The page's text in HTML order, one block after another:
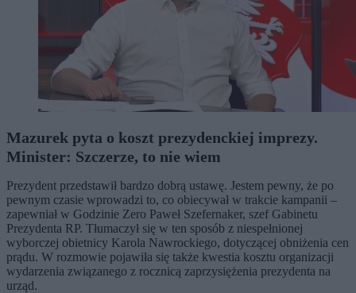
Mazurek pyta o koszt prezydenckiej imprezy.
Minister: Szczerze, to nie wiem
Prezydent przedstawił bardzo dobrą ustawę. Jestem pewny, że po
pewnym czasie wprowadzi to, co obiecywał w trakcie kampanii –
zapewniał w Godzinie Zero Paweł Szefernaker, szef Gabinetu
Prezydenta RP. Tłumaczył się w ten sposób z niespełnionej
wyborczej obietnicy Karola Nawrockiego, dotyczącej obniżenia cen
prądu. W rozmowie pojawiła się także kwestia kosztu organizacji
wydarzenia związanego z rocznicą zaprzysiężenia prezydenta na
urząd.